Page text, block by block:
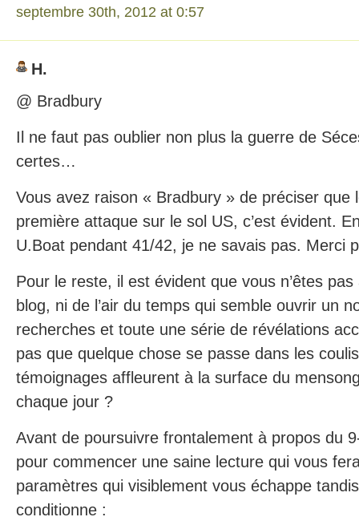
septembre 30th, 2012 at 0:57
H.
@ Bradbury
Il ne faut pas oublier non plus la guerre de
certes…
Vous avez raison « Bradbury » de préciser que
première attaque sur le sol US, c’est évident.
U.Boat pendant 41/42, je ne savais pas. Merci
Pour le reste, il est évident que vous n’êtes
blog, ni de l’air du temps qui semble ouvrir un
recherches et toute une série de révélations
pas que quelque chose se passe dans les
témoignages affleurent à la surface du
chaque jour ?
Avant de poursuivre frontalement à propos du
pour commencer une saine lecture qui vous
paramètres qui visiblement vous échappe
conditionne :